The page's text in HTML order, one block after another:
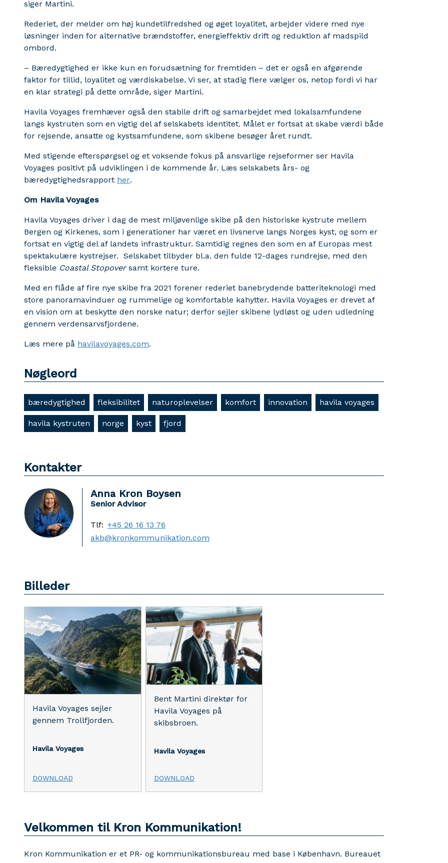
siger Martini.
Rederiet, der melder om høj kundetilfredshed og øget loyalitet, arbejder videre med nye
løsninger inden for alternative brændstoffer, energieffektiv drift og reduktion af madspild
ombord.
– Bæredygtighed er ikke kun en forudsætning for fremtiden – det er også en afgørende
faktor for tillid, loyalitet og værdiskabelse. Vi ser, at stadig flere vælger os, netop fordi vi har
en klar strategi på dette område, siger Martini.
Havila Voyages fremhæver også den stabile drift og samarbejdet med lokalsamfundene
langs kystruten som en vigtig del af selskabets identitet. Målet er fortsat at skabe værdi både
for rejsende, ansatte og kystsamfundene, som skibene besøger året rundt.
Med stigende efterspørgsel og et voksende fokus på ansvarlige rejseformer ser Havila
Voyages positivt på udviklingen i de kommende år. Læs selskabets års- og
bæredygtighedsrapport her.
Om Havila Voyages
Havila Voyages driver i dag de mest miljøvenlige skibe på den historiske kystrute mellem
Bergen og Kirkenes, som i generationer har været en livsnerve langs Norges kyst, og som er
fortsat en vigtig del af landets infrastruktur. Samtidig regnes den som en af Europas mest
spektakulære kystrejser. Selskabet tilbyder bl.a. den fulde 12-dages rundrejse, med den
fleksible Coastal Stopoversamt kortere ture.
Med en flåde af fire nye skibe fra 2021 forener rederiet banebrydende batteriteknologi med
store panoramavinduer og rummelige og komfortable kahytter. Havila Voyages er drevet af
en vision om at beskytte den norske natur; derfor sejler skibene lydløst og uden udledning
gennem verdensarvsfjordene.
Læs mere på havilavoyages.com.
Nøgleord
bæredygtighed fleksibilitet naturoplevelser komfort innovation havila voyages
havila kystruten norge kyst fjord
Kontakter
Anna Kron Boysen
Senior Advisor
Tlf: +45 26 16 13 76
akb@kronkommunikation.com
Billeder
Havila Voyages sejler
gennem Trollfjorden.
Havila Voyages
DOWNLOAD
Bent Martini direktør for
Havila Voyages på
skibsbroen.
Havila Voyages
DOWNLOAD
Velkommen til Kron Kommunikation!
Kron Kommunikation er et PR- og kommunikationsbureau med base i København. Bureauet